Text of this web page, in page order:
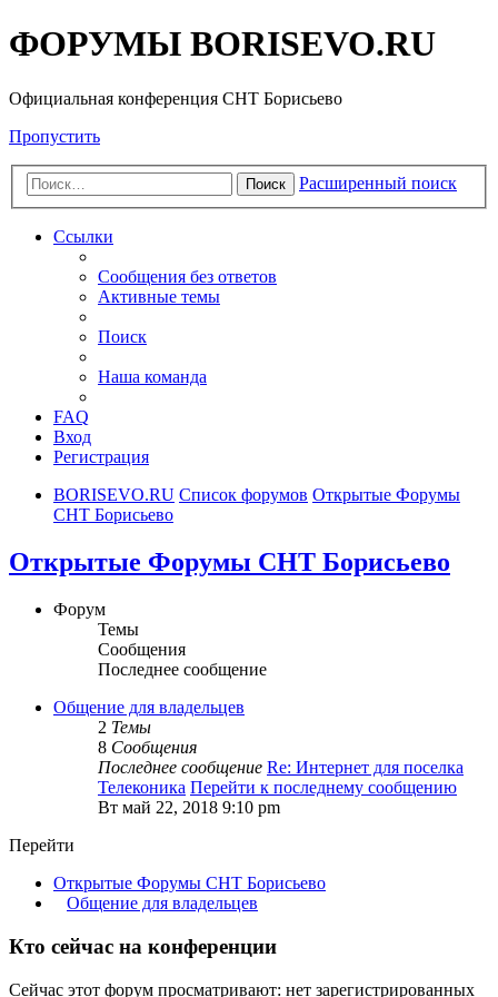
ФОРУМЫ BORISEVO.RU
Официальная конференция СНТ Борисьево
Пропустить
Поиск Расширенный поиск
Ссылки
Сообщения без ответов
Активные темы
Поиск
Наша команда
FAQ
Вход
Регистрация
BORISEVO.RU Список форумов Открытые Форумы
СНТ Борисьево
Открытые Форумы СНТ Борисьево
Форум
Темы
Сообщения
Последнее сообщение
Общение для владельцев
2 Темы
8 Сообщения
Последнее сообщение Re: Интернет для поселка
Телеконика Перейти к последнему сообщению
Вт май 22, 2018 9:10 pm
Перейти
Открытые Форумы СНТ Борисьево
Общение для владельцев
Кто сейчас на конференции
Сейчас этот форум просматривают: нет зарегистрированных